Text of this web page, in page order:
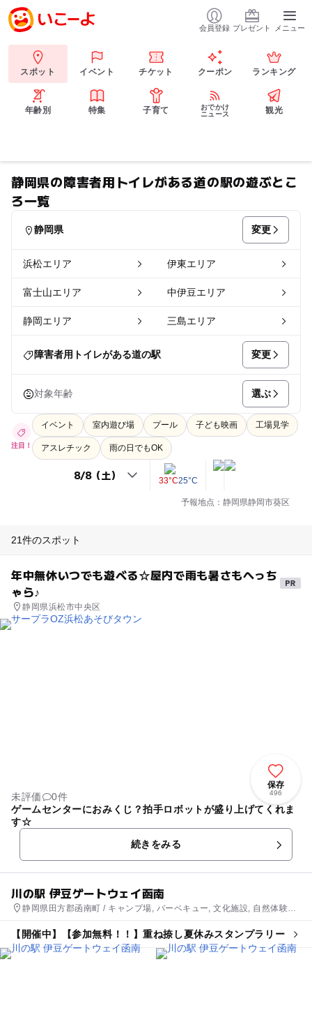
会員登録 プレゼント メニュー
スポット イベント チケット クーポン ランキング
年齢別 特集 子育て
おでかけ
ニュース
観光
静岡県の障害者用トイレがある道の駅の遊ぶとこ
ろ一覧
静岡県 変更
浜松エリア 伊東エリア
富士山エリア 中伊豆エリア
静岡エリア 三島エリア
障害者用トイレがある道の駅 変更
対象年齢 選ぶ
注目！
イベント 室内遊び場 プール 子ども映画 工場見学
アスレチック 雨の日でもOK
33°C25°C
予報地点：静岡県静岡市葵区
21件のスポット
年中無休いつでも遊べる☆屋内で雨も暑さもへっち
ゃら♪
静岡県浜松市中央区
保存
496
未評価
0件
ゲームセンターにおみくじ？拍手ロボットが盛り上げてくれま
す☆
続きをみる
川の駅 伊豆ゲートウェイ函南
静岡県田方郡函南町 / キャンプ場, バーベキュー, 文化施設, 自然体験・
【開催中】【参加無料！！】重ね捺し夏休みスタンプラリー